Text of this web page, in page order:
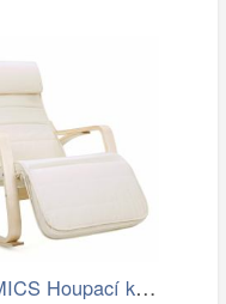
SONGMICS Houpací křeslo Ben béžové